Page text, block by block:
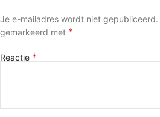
Je e-mailadres wordt niet gepubliceerd.
gemarkeerd met *
Reactie *